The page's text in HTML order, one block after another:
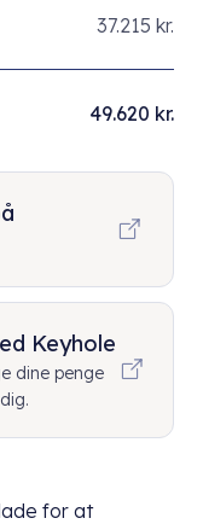
for at
37.215 kr.
49.620 kr.
Keyhole
dine penge